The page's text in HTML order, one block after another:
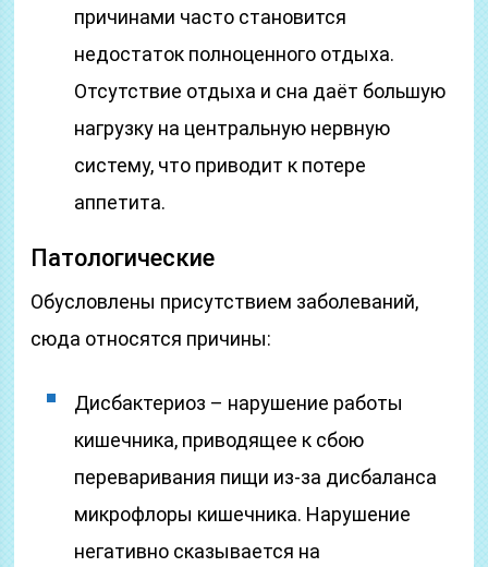
причинами часто становится
недостаток полноценного отдыха.
Отсутствие отдыха и сна даёт большую
нагрузку на центральную нервную
систему, что приводит к потере
аппетита.
Патологические
Обусловлены присутствием заболеваний,
сюда относятся причины:
Дисбактериоз – нарушение работы
кишечника, приводящее к сбою
переваривания пищи из-за дисбаланса
микрофлоры кишечника. Нарушение
негативно сказывается на